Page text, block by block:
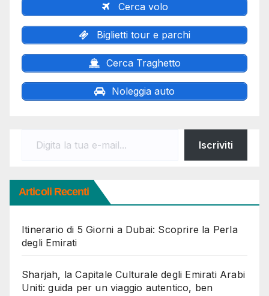
Cerca volo
Biglietti tour e parchi
Cerca Traghetto
Noleggia auto
Iscriviti
Articoli Recenti
Itinerario di 5 Giorni a Dubai: Scoprire la Perla
degli Emirati
Sharjah, la Capitale Culturale degli Emirati Arabi
Uniti: guida per un viaggio autentico, ben